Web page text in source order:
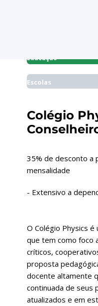
Educação
Escolas
Colégio
35% de desconto a
mensalidade
- Extensivo a
O Colégio Physics
que tem como foco
críticos,
proposta
docente altamente
continuada de seus
atualizados e em